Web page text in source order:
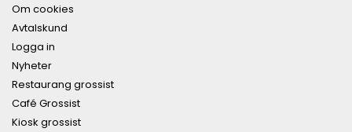
Om cookies
Avtalskund
Logga in
Nyheter
Restaurang grossist
Café Grossist
Kiosk grossist